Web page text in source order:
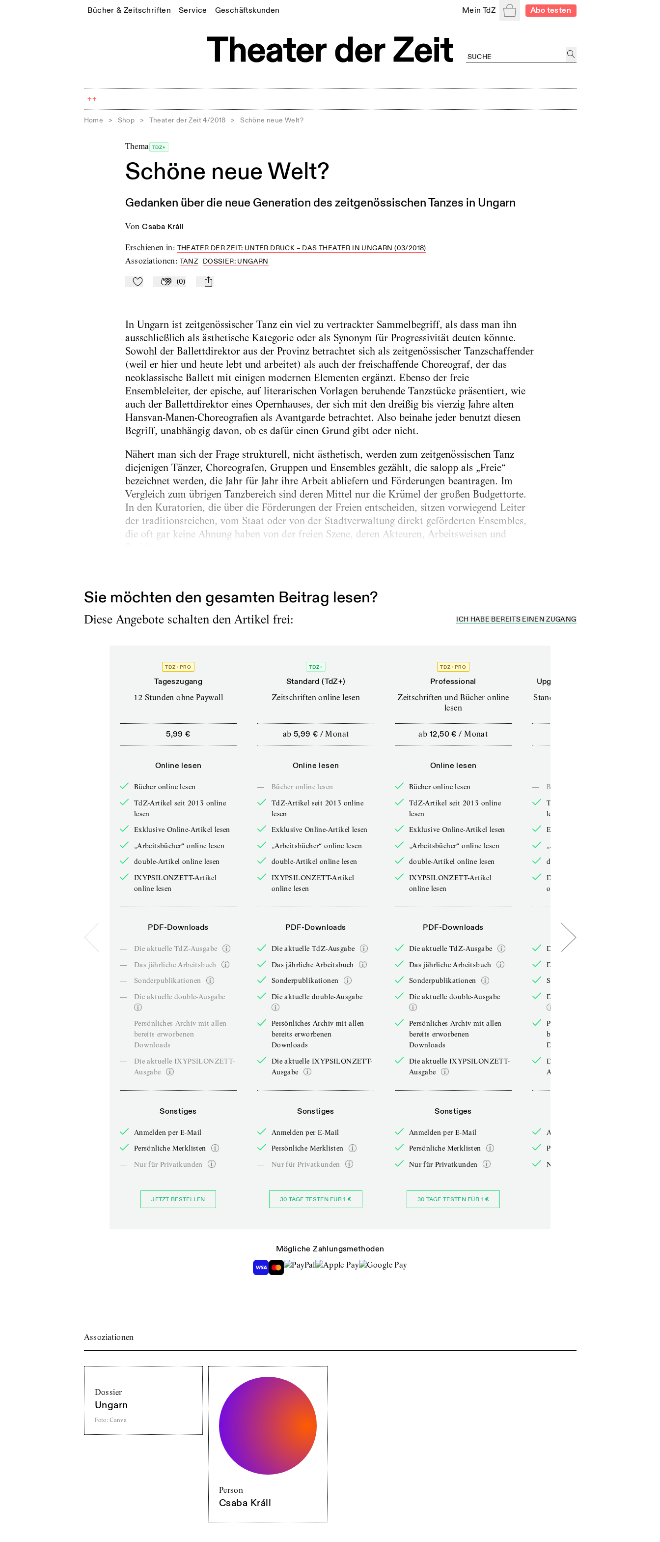
Bücher & Zeitschriften Service Geschäftskunden Mein TdZ WarenkorbAbo testen
++
Home > Shop > Theater der Zeit 4/2018 > Schöne neue Welt?
Thema TDZ+
Schöne neue Welt?
Gedanken über die neue Generation des zeitgenössischen Tanzes in Ungarn
von Csaba Králl
Erschienen in: THEATER DER ZEIT: UNTER DRUCK – DAS THEATER IN UNGARN (03/2018)
Assoziationen: TANZ DOSSIER: UNGARN
Zu Mein-TdZ hinzufügen
Applaudieren
(0) mail
In Ungarn ist zeitgenössischer Tanz ein viel zu vertrackter Sammelbegriff, als dass man ihn
ausschließlich als ästhetische Kategorie oder als Synonym für Progressivität deuten könnte.
Sowohl der Ballettdirektor aus der Provinz betrachtet sich als zeitgenössischer Tanzschaffender
(weil er hier und heute lebt und arbeitet) als auch der freischaffende Choreograf, der das
neoklassische Ballett mit einigen modernen Elementen ergänzt. Ebenso der freie
Ensembleleiter, der epische, auf literarischen Vorlagen beruhende Tanzstücke präsentiert, wie
auch der Ballettdirektor eines Opernhauses, der sich mit den dreißig bis vierzig Jahre alten
Hansvan-Manen-Choreografien als Avantgarde betrachtet. Also beinahe jeder benutzt diesen
Begriff, unabhängig davon, ob es dafür einen Grund gibt oder nicht.
Nähert man sich der Frage strukturell, nicht ästhetisch, werden zum zeitgenössischen Tanz
diejenigen Tänzer, Choreografen, Gruppen und Ensembles gezählt, die salopp als „Freie“
bezeichnet werden, die Jahr für Jahr ihre Arbeit abliefern und Förderungen beantragen. Im
Vergleich zum übrigen Tanzbereich sind deren Mittel nur die Krümel der großen Budgettorte.
In den Kuratorien, die über die Förderungen der Freien entscheiden, sitzen vorwiegend Leiter
der traditionsreichen, vom Staat oder von der Stadtverwaltung direkt geförderten Ensembles,
die oft gar keine Ahnung haben von der freien Szene, deren Akteuren, Arbeitsweisen und
Sie möchten den gesamten Beitrag lesen?
Diese Angebote schalten den Artikel frei: ICH HABE BEREITS EINEN ZUGANG
TDZ+ PRO
Tageszugang
12 Stunden ohne Paywall
5,99 €
Online lesen
Bücher online lesen
TdZ-Artikel seit 2013 online
lesen
Exklusive Online-Artikel lesen
„Arbeitsbücher“ online lesen
double-Artikel online lesen
IXYPSILONZETT-Artikel
online lesen
PDF-Downloads
—
Die aktuelle TdZ-Ausgabe
—
Das jährliche Arbeitsbuch
—
Sonderpublikationen
—
Die aktuelle double-Ausgabe
—
Persönliches Archiv mit allen
bereits erworbenen
Downloads
—
Die aktuelle IXYPSILONZETT-
Ausgabe
Sonstiges
Anmelden per E-Mail
Persönliche Merklisten
—
Nur für Privatkunden
JETZT BESTELLEN
TDZ+
Standard (TdZ+)
Zeitschriften online lesen
ab 5,99 € /Monat
Online lesen
—
Bücher online lesen
TdZ-Artikel seit 2013 online
lesen
Exklusive Online-Artikel lesen
„Arbeitsbücher“ online lesen
double-Artikel online lesen
IXYPSILONZETT-Artikel
online lesen
PDF-Downloads
Die aktuelle TdZ-Ausgabe
Das jährliche Arbeitsbuch
Sonderpublikationen
Die aktuelle double-Ausgabe
Persönliches Archiv mit allen
bereits erworbenen
Downloads
Die aktuelle IXYPSILONZETT-
Ausgabe
Sonstiges
Anmelden per E-Mail
Persönliche Merklisten
—
Nur für Privatkunden
30 TAGE TESTEN FÜR 1 €
TDZ+ PRO
Professional
Zeitschriften und Bücher online
lesen
ab 12,50 € /Monat
Online lesen
Bücher online lesen
TdZ-Artikel seit 2013 online
lesen
Exklusive Online-Artikel lesen
„Arbeitsbücher“ online lesen
double-Artikel online lesen
IXYPSILONZETT-Artikel
online lesen
PDF-Downloads
Die aktuelle TdZ-Ausgabe
Das jährliche Arbeitsbuch
Sonderpublikationen
Die aktuelle double-Ausgabe
Persönliches Archiv mit allen
bereits erworbenen
Downloads
Die aktuelle IXYPSILONZETT-
Ausgabe
Sonstiges
Anmelden per E-Mail
Persönliche Merklisten
Nur für Privatkunden
30 TAGE TESTEN FÜR 1 €
Upgrade für Printabonnenten
Standard (TdZ+) – Zeitschriften
—
Bücher online lesen
TdZ-Artikel seit 2013 online
lesen
Exklusive Online-Artikel lesen
„Arbeitsbücher“ online lesen
double-Artikel online lesen
IXYPSILONZETT-Artikel
online lesen
PDF-Downloads
Die aktuelle TdZ-Ausgabe
Das jährliche Arbeitsbuch
Sonderpublikationen
Die aktuelle double-Ausgabe
Persönliches Archiv mit allen
bereits erworbenen
Downloads
Die aktuelle IXYPSILONZETT-
Ausgabe
Anmelden per E-Mail
Persönliche Merklisten
Nur für Privatkunden
Mögliche Zahlungsmethoden
Assoziationen
Dossier
Ungarn
Foto: Canva
Person
Csaba Králl